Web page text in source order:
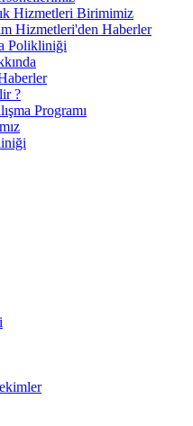
Hizmetleri Birimimiz
Hizmetleri'den Haberler
Polikliniği
?
Programı